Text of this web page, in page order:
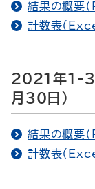
結果の概要
計数表（
2021年1-3
月30日）
結果の概要
計数表（